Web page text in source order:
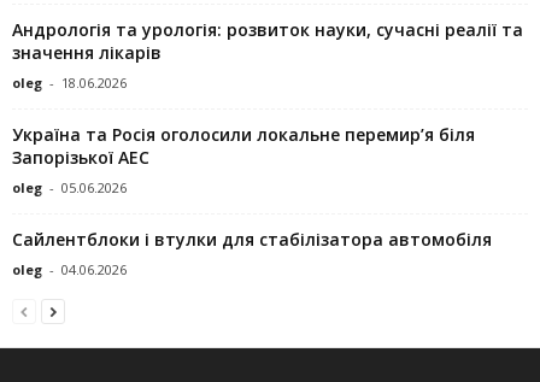
Андрологія та урологія: розвиток науки, сучасні реалії та
значення лікарів
oleg - 18.06.2026
Україна та Росія оголосили локальне перемир’я біля
Запорізької АЕС
oleg - 05.06.2026
Сайлентблоки і втулки для стабілізатора автомобіля
oleg - 04.06.2026